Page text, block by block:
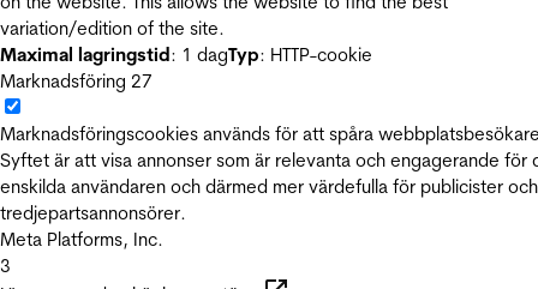
variation/edition of the site.
Maximal lagringstid: 1 dagTyp: HTTP-cookie
Marknadsföring 27
Marknadsföringscookies används för att spåra
Syftet är att visa annonser som är relevanta och engagerande för
enskilda användaren och därmed mer värdefulla för publicister och
tredjepartsannonsörer.
Meta Platforms, Inc.
3